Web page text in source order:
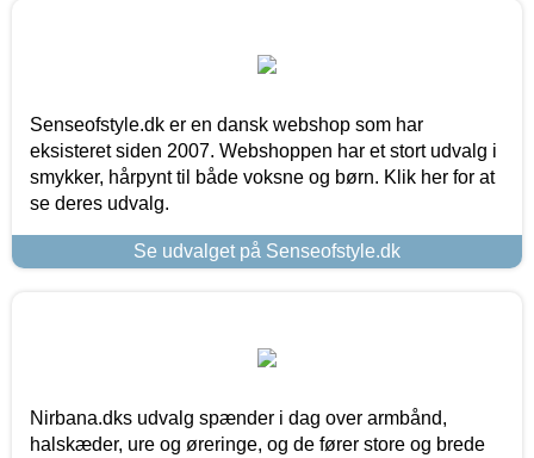
Senseofstyle.dk er en dansk webshop som har
eksisteret siden 2007. Webshoppen har et stort udvalg i
smykker, hårpynt til både voksne og børn. Klik her for at
se deres udvalg.
Se udvalget på Senseofstyle.dk
Nirbana.dks udvalg spænder i dag over armbånd,
halskæder, ure og øreringe, og de fører store og brede